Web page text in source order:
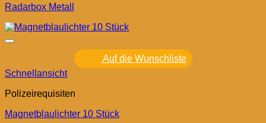
Radarbox Metall
Auf die Wunschliste
Schnellansicht
Polizeirequisiten
Magnetblaulichter 10 Stück